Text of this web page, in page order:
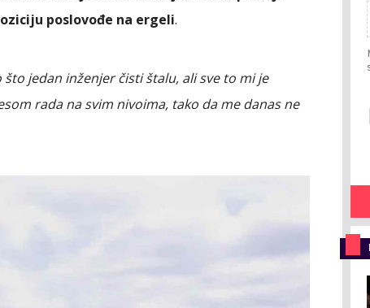
poslovođe na ergeli.
jedan inžеnjer čisti štalu, ali sve to mi je
rada na svim nivoima, tako da me danas ne